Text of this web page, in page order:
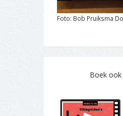
Foto: Bob Pruiksma
Boek